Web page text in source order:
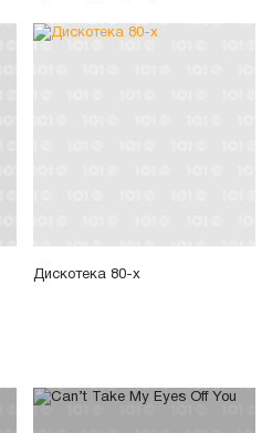
Дискотека 80-х